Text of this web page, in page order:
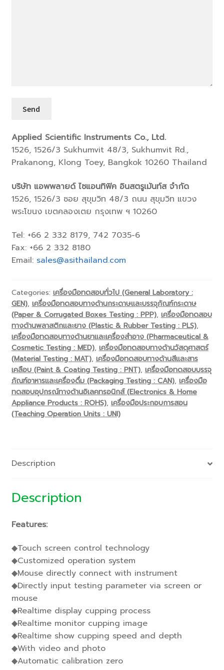
Applied Scientific Instruments Co., Ltd.
1526, 1526/3 Sukhumvit 48/3, Sukhumvit Rd.,
Prakanong, Klong Toey, Bangkok 10260 Thailand
บริษัท แอพพลายด์ ไซแอนทิฟิค อินสตรูเม้นท์ส จำกัด
1526, 1526/3 ซอย สุขุมวิท 48/3 ถนน สุขุมวิท แขวง
พระโขนง เขตคลองเตย กรุงเทพ ฯ 10260
Tel: +66 2 332 8179, 742 7035-6
Fax: +66 2 332 8180
Email: sales@asithailand.com
Categories:เครื่องมือทดสอบทั่วไป (General Laboratory :
GEN),เครื่องมือทดสอบทางด้านกระดาษและบรรจุภัณฑ์กระดาษ
(Paper & Corrugated Boxes Testing : PPP),เครื่องมือทดสอบ
ทางด้านพลาสติกและยาง (Plastic & Rubber Testing : PLS),
เครื่องมือทดสอบทางด้านยาและเครื่องสำอาง (Pharmaceutical &
Cosmetic Testing : MED),เครื่องมือทดสอบทางด้านวัสดุศาสตร์
(Material Testing : MAT),เครื่องมือทดสอบทางด้านสีและสาร
เคลือบ (Paint & Coating Testing : PNT),เครื่องมือทดสอบบรรจุ
ภัณฑ์อาหารและเครื่องดื่ม (Packaging Testing : CAN),เครื่องมือ
ทดสอบอุปกรณ์ทางด้านอิเลคทรอนิกส์ (Electronics & Home
Appliance Products : ROHS),เครื่องมือประกอบการสอน
(Teaching Operation Units : UNI)
Description
Description
Features:
◆Touch screen control technology
◆Customized operation system
◆Mouse directly connect with instrument
◆Directly input testing parameter via screen or
mouse
◆Realtime display cupping process
◆Realtime monitor cupping image
◆Realtime show cupping speed and depth
◆With video and photo
◆Automatic calibration zero